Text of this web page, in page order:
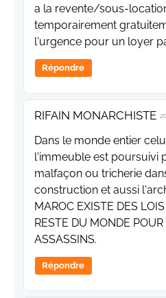
a la revente/sous-
temporairement
l'urgence pour un loyer
Répondre
RIFAIN MONARCHISTE
Dans le monde entier
l'immeuble est poursuivi
malfaçon ou tricherie
construction et aussi
MAROC EXISTE DES
RESTE DU MONDE
ASSASSINS.
Répondre